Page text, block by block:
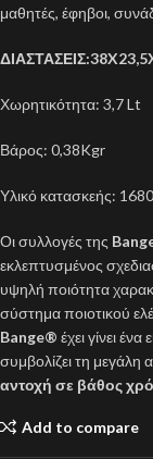
μαθητές, έφηβοι,
Χωρητικότητα: 3,7 Lt
Βάρος: 0,38Kgr
Υλικό κατασκεής:
Οι συλλογές της
εκλεπτυσμένος
υψηλή ποιότητα
σύστημα ποιοτικού
Bange® έχει γίνει
συμβολίζει τη μεγάλη
αντοχή σε βάθος
Add to compare